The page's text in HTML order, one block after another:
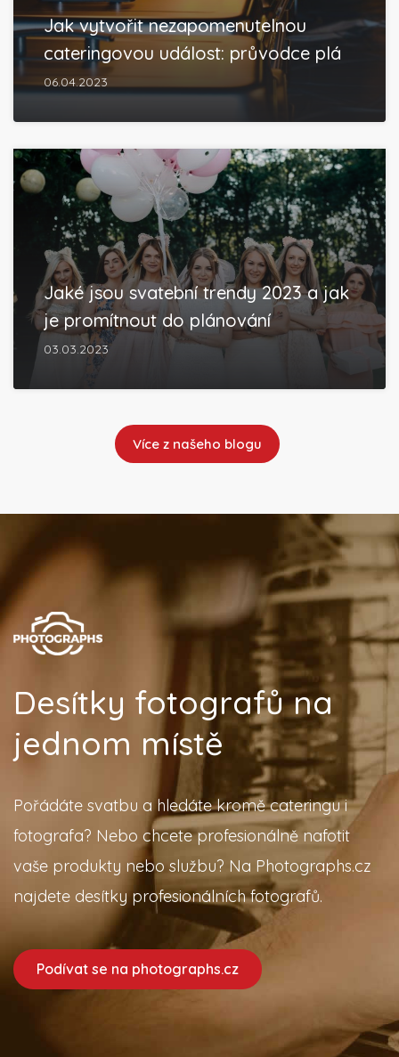
Jak vytvořit nezapomenutelnou
cateringovou událost: průvodce plá
06.04.2023
Jaké jsou svatební trendy 2023 a jak
je promítnout do plánování
03.03.2023
Více z našeho blogu
Desítky fotografů na
jednom místě
Pořádáte svatbu a hledáte kromě cateringu i
fotografa? Nebo chcete profesionálně nafotit
vaše produkty nebo službu? Na Photographs.cz
najdete desítky profesionálních fotografů.
Podívat se na photographs.cz